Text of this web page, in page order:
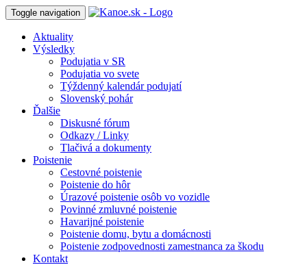
Toggle navigation
Aktuality
Výsledky
Podujatia v SR
Podujatia vo svete
Týždenný kalendár podujatí
Slovenský pohár
Ďalšie
Diskusné fórum
Odkazy / Linky
Tlačivá a dokumenty
Poistenie
Cestovné poistenie
Poistenie do hôr
Úrazové poistenie osôb vo vozidle
Povinné zmluvné poistenie
Havarijné poistenie
Poistenie domu, bytu a domácnosti
Poistenie zodpovednosti zamestnanca za škodu
Kontakt